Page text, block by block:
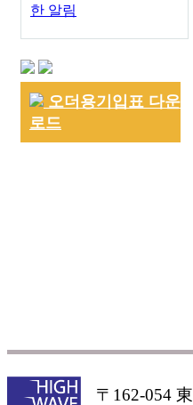
한 알림
오더용기입표 다운
로드
〒162-054